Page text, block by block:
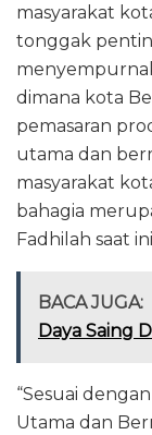
masyarakat
tonggak
dimana kota
pemasaran
utama dan
masyarakat
bahagia
Fadhilah saat
BACA JUGA:
Daya Saing
“Sesuai
Utama dan